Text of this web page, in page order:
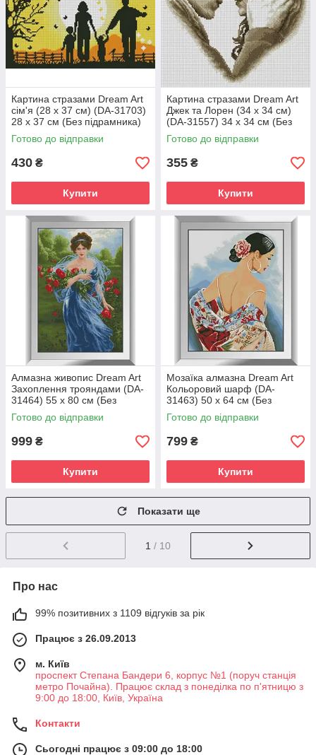
Картина стразами Dream Art
сім'я (28 х 37 см) (DA-31703)
28 х 37 см (Без підрамника)
Готово до відправки
430 ₴
Купити
Картина стразами Dream Art
Джек та Лорен (34 х 34 см)
(DA-31557) 34 х 34 см (Без
підрамника)
Готово до відправки
355 ₴
Купити
Алмазна живопис Dream Art
Захоплення трояндами (DA-
31464) 55 x 80 см (Без
підрамника)
Готово до відправки
999 ₴
Купити
Мозаїка алмазна Dream Art
Кольоровий шарф (DA-
31463) 50 x 64 см (Без
підрамника)
Готово до відправки
799 ₴
Купити
Показати ще
1 / 10
Про нас
99% позитивних з 1109 відгуків за рік
Працює з 26.09.2013
м. Київ
проспект Степана Бандери 6, корпус №1 (поруч станція
метро Почайна). Працює склад з понеділка по п'ятницю з
9:00 до 18:00, Київ, Україна
Контакти
Сьогодні працює з 09:00 до 18:00